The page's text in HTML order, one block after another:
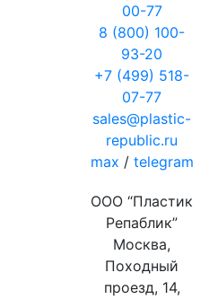
00-77
8 (800) 100-
93-20
+7 (499) 518-
07-77
sales@plastic-
republic.ru
max / telegram
ООО “Пластик
Репаблик”
Москва,
Походный
проезд, 14,